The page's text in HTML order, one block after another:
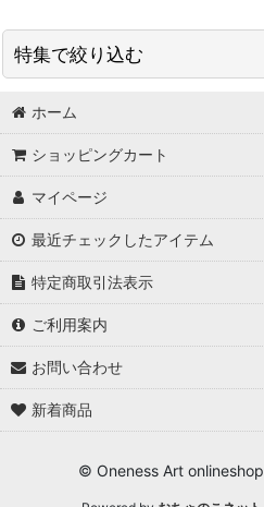
並び順 :
特集で絞り込む
〜999円
1,000〜4,999円
5,000〜9,999円
30,000〜99,999円
100,000円〜
ホーム
ショッピングカート
マイページ
最近チェックしたアイテム
特定商取引法表示
ご利用案内
お問い合わせ
新着商品
© Oneness Art